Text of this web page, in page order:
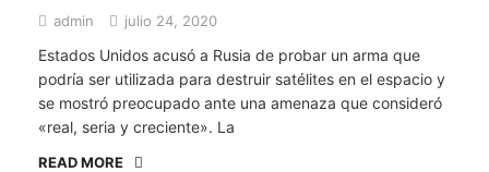
admin julio 24, 2020
Estados Unidos acusó a Rusia de probar un arma que
podría ser utilizada para destruir satélites en el espacio y
se mostró preocupado ante una amenaza que consideró
«real, seria y creciente». La
READ MORE